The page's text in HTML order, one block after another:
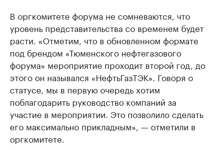
В оргкомитете форума не сомневаются, что
уровень представительства со временем будет
расти. «Отметим, что в обновленном формате
под брендом «Тюменского нефтегазового
форума» мероприятие проходит второй год, до
этого он назывался «НефтьГазТЭК». Говоря о
статусе, мы в первую очередь хотим
поблагодарить руководство компаний за
участие в мероприятии. Это позволило сделать
его максимально прикладным», — отметили в
оргкомитете.